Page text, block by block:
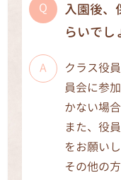
入園後、
らいでし
クラス役
員会に参
かない場
また、役
をお願い
その他の